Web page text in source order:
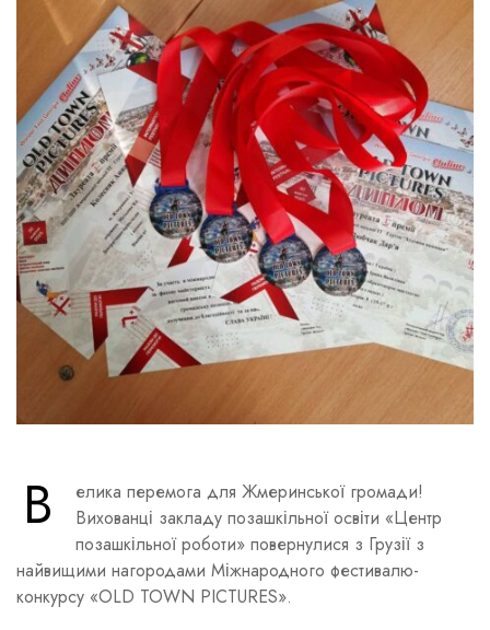
В
елика перемога для Жмеринської громади!
Вихованці закладу позашкільної освіти «Центр
позашкільної роботи» повернулися з Грузії з
найвищими нагородами Міжнародного фестивалю-
конкурсу «OLD TOWN PICTURES».